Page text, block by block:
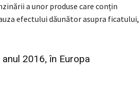
a unor produse care conțin
efectului dăunător asupra ficatului,
2016, în Europa